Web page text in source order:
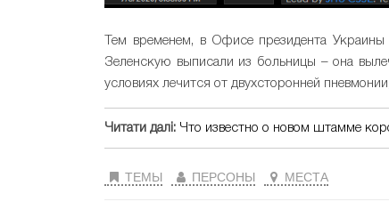
Тем временем, в Офисе президента
Зеленскую выписали из больницы – она
условиях лечится от двухсторонней
Читати далі: Что известно о новом штамме
ТЕМЫ ПЕРСОНЫ МЕСТА